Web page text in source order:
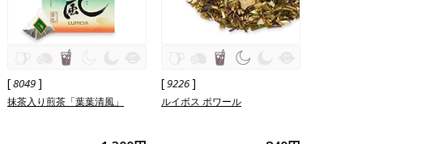
[8049]
抹茶入り煎茶「葉葉清風」
[9226]
ルイボス ポワール